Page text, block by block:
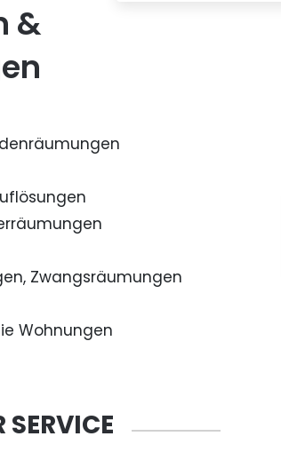
&
Zwangsräumungen
Wohnungen
SERVICE